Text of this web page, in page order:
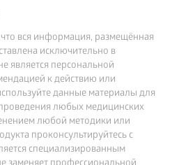
вся информация, размещённая
исключительно в
является персональной
к действию или
данные материалы для
любых медицинских
любой методики или
проконсультируйтесь с
специализированным